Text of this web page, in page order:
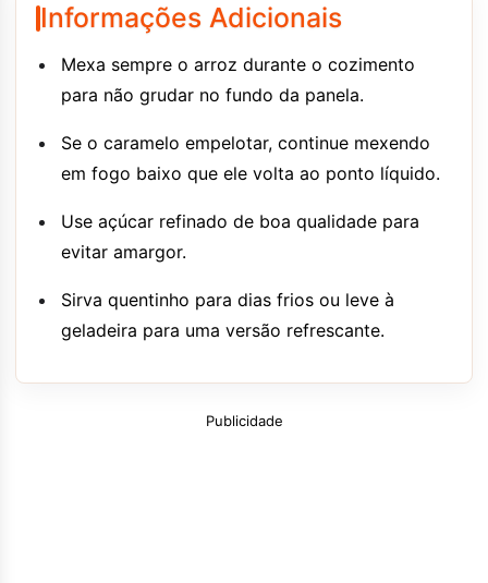
Informações Adicionais
Mexa sempre o arroz durante o cozimento
para não grudar no fundo da panela.
Se o caramelo empelotar, continue mexendo
em fogo baixo que ele volta ao ponto líquido.
Use açúcar refinado de boa qualidade para
evitar amargor.
Sirva quentinho para dias frios ou leve à
geladeira para uma versão refrescante.
Publicidade